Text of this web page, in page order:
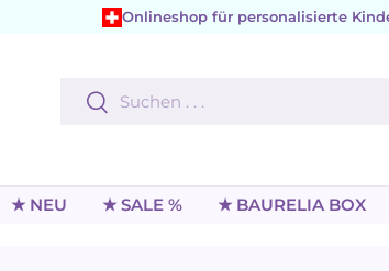
Onlineshop für personalisierte
Suchen
Suchen
★ NEU ★ SALE % ★ BAURELIA BOX